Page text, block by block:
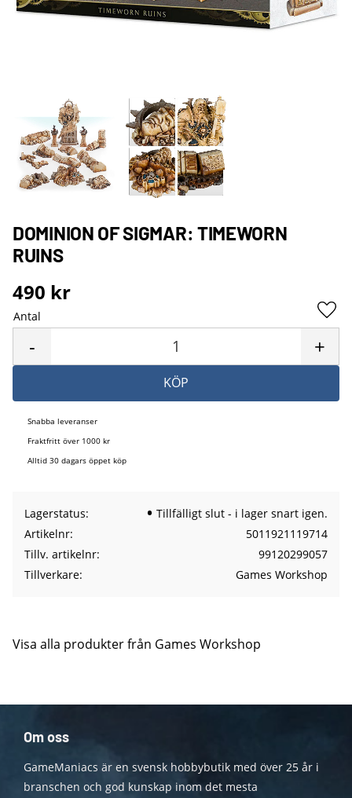
DOMINION OF SIGMAR: TIMEWORN
RUINS
490 kr
Antal
+
-
KÖP
Snabba leveranser
Fraktfritt över 1000 kr
Alltid 30 dagars öppet köp
Lagerstatus
Tillfälligt slut - i lager snart igen.
Artikelnr
5011921119714
Tillv. artikelnr
99120299057
Tillverkare
Games Workshop
Visa alla produkter från Games Workshop
Om oss
GameManiacs är en svensk hobbybutik med över 25 år i
branschen och god kunskap inom det mesta